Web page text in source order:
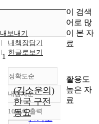
내보내기
내책장담기
한글로보기
정확도순
정확도
순
인기도
내림차순
내림차순
10개씩 출력
1
(김소운의)
한국 구전
동요
이 검색
어로 많
이 본 자
료
활용도
높은 자
료